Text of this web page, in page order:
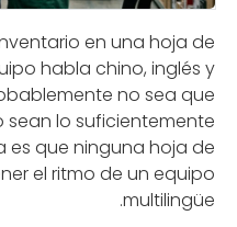
en una hoja de
habla chino, inglés y
no sea que
sean lo suficientemente
es que ninguna hoja de
el ritmo de un equipo
multilingüe.